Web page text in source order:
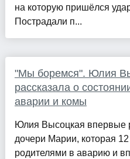
на которую пришёлся
Пострадали п...
"Мы боремся". Юлия
рассказала о
аварии и комы
Юлия Высоцкая впервые
дочери Марии, которая
родителями в аварию и